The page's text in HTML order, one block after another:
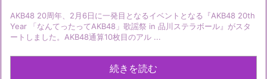
AKB48 20周年、2月6日に一発目となるイベントとなる『AKB48 20th
Year 「なんてったってAKB48」歌謡祭 in 品川ステラボール』がスタ
ートしました。AKB48通算10枚目のアル ...
続きを読む